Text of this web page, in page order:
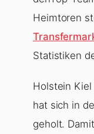
Heimtoren
Statistiken
Holstein
hat sich in
geholt.